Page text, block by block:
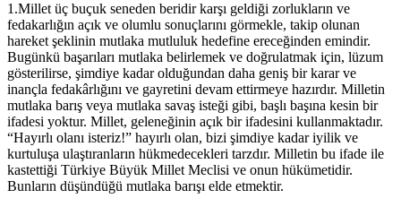
1.Millet üç buçuk seneden beridir karşı geldiği zorlukların ve
fedakarlığın açık ve olumlu sonuçlarını görmekle, takip olunan
hareket şeklinin mutlaka mutluluk hedefine ereceğinden emindir.
Bugünkü başarıları mutlaka belirlemek ve doğrulatmak için, lüzum
gösterilirse, şimdiye kadar olduğundan daha geniş bir karar ve
inançla fedakârlığını ve gayretini devam ettirmeye hazırdır. Milletin
mutlaka barış veya mutlaka savaş isteği gibi, başlı başına kesin bir
ifadesi yoktur. Millet, geleneğinin açık bir ifadesini kullanmaktadır.
“Hayırlı olanı isteriz!” hayırlı olan, bizi şimdiye kadar iyilik ve
kurtuluşa ulaştıranların hükmedecekleri tarzdır. Milletin bu ifade ile
kastettiği Türkiye Büyük Millet Meclisi ve onun hükümetidir.
Bunların düşündüğü mutlaka barışı elde etmektir.